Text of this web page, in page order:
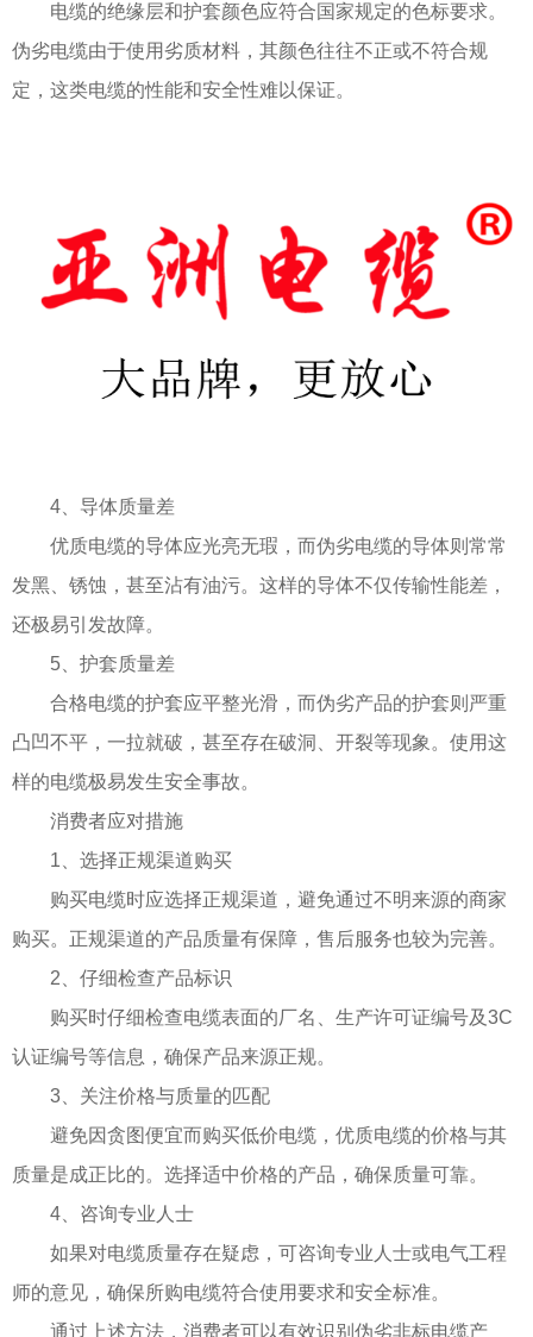
电缆的绝缘层和护套颜色应符合国家规定的色标要求。
伪劣电缆由于使用劣质材料，其颜色往往不正或不符合规
定，这类电缆的性能和安全性难以保证。
4、导体质量差
优质电缆的导体应光亮无瑕，而伪劣电缆的导体则常常
发黑、锈蚀，甚至沾有油污。这样的导体不仅传输性能差，
还极易引发故障。
5、护套质量差
合格电缆的护套应平整光滑，而伪劣产品的护套则严重
凸凹不平，一拉就破，甚至存在破洞、开裂等现象。使用这
样的电缆极易发生安全事故。
消费者应对措施
1、选择正规渠道购买
购买电缆时应选择正规渠道，避免通过不明来源的商家
购买。正规渠道的产品质量有保障，售后服务也较为完善。
2、仔细检查产品标识
购买时仔细检查电缆表面的厂名、生产许可证编号及3C
认证编号等信息，确保产品来源正规。
3、关注价格与质量的匹配
避免因贪图便宜而购买低价电缆，优质电缆的价格与其
质量是成正比的。选择适中价格的产品，确保质量可靠。
4、咨询专业人士
如果对电缆质量存在疑虑，可咨询专业人士或电气工程
师的意见，确保所购电缆符合使用要求和安全标准。
通过上述方法，消费者可以有效识别伪劣非标电缆产